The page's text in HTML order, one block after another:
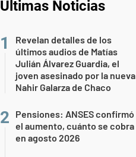
Últimas Noticias
Revelan detalles de los
últimos audios de Matías
Julián Álvarez Guardia, el
joven asesinado por la nueva
Nahir Galarza de Chaco
Pensiones: ANSES confirmó
el aumento, cuánto se cobra
en agosto 2026